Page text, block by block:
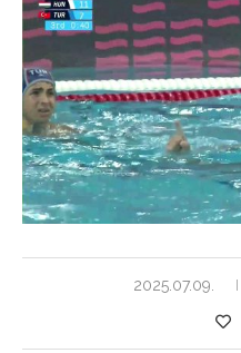
2025.07.09.